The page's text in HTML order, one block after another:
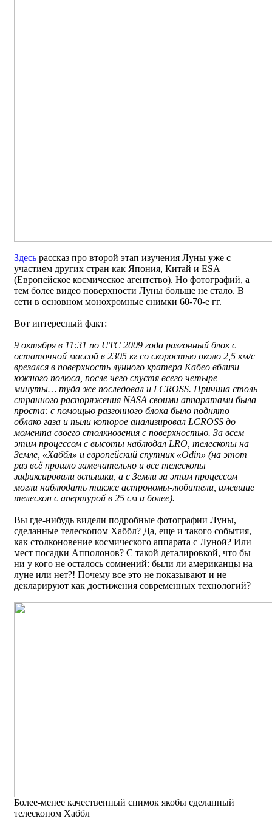
Здесь рассказ про второй этап изучения Луны уже с
участием других стран как Япония, Китай и ESA
(Европейское космическое агентство). Но фотографий, а
тем более видео поверхности Луны больше не стало. В
сети в основном монохромные снимки 60-70-е гг.
Вот интересный факт:
9 октября в 11:31 по UTC 2009 года разгонный блок с
остаточной массой в 2305 кг со скоростью около 2,5 км/с
врезался в поверхность лунного кратера Кабео вблизи
южного полюса, после чего спустя всего четыре
минуты… туда же последовал и LCROSS. Причина столь
странного распоряжения NASA своими аппаратами была
проста: с помощью разгонного блока было поднято
облако газа и пыли которое анализировал LCROSS до
момента своего столкновения с поверхностью. За всем
этим процессом с высоты наблюдал LRO, телескопы на
Земле, «Хаббл» и европейский спутник «Odin» (на этот
раз всё прошло замечательно и все телескопы
зафиксировали вспышки, а с Земли за этим процессом
могли наблюдать также астрономы-любители, имевшие
телескоп с апертурой в 25 см и более).
Вы где-нибудь видели подробные фотографии Луны,
сделанные телескопом Хаббл? Да, еще и такого события,
как столконовение космического аппарата с Луной? Или
мест посадки Апполонов? С такой деталировкой, что бы
ни у кого не осталось сомнений: были ли американцы на
луне или нет?! Почему все это не показывают и не
декларируют как достижения современных технологий?
Более-менее качественный снимок якобы сделанный
телескопом Хаббл